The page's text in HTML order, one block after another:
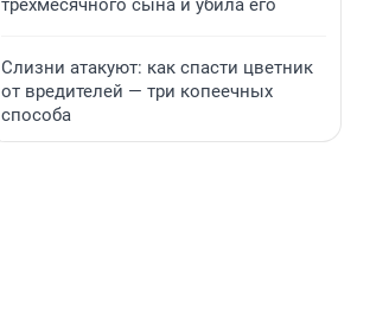
трехмесячного сына и убила его
Слизни атакуют: как спасти цветник
от вредителей — три копеечных
способа